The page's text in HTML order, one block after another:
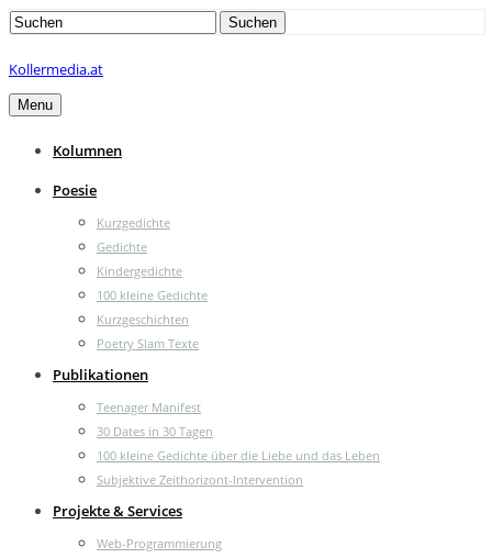
Search
Suchen
Kollermedia.at
Menu
Kolumnen
Poesie
Kurzgedichte
Gedichte
Kindergedichte
100 kleine Gedichte
Kurzgeschichten
Poetry Slam Texte
Publikationen
Teenager Manifest
30 Dates in 30 Tagen
100 kleine Gedichte über die Liebe und das Leben
Subjektive Zeithorizont-Intervention
Projekte & Services
Web-Programmierung